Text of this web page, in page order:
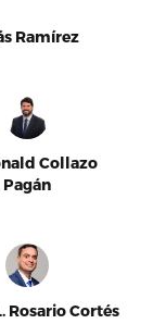
Ramírez
Collazo
Pagán
Rosario Cortés